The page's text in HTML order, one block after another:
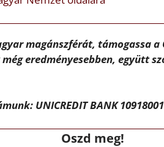
magánszférát, támogassa a
eredményesebben, együtt
UNICREDIT BANK
Oszd meg!